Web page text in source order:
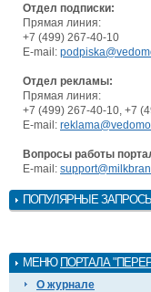
Отдел подписки:
Прямая линия:
+7 (499) 267-40-10
E-mail:
Отдел рекламы:
Прямая линия:
+7 (499) 267-40-10, +7
E-mail:
Вопросы работы
E-mail:
ПОПУЛЯРНЫЕ ЗАПРОСЫ
МЕНЮ ПОРТАЛА
О журнале